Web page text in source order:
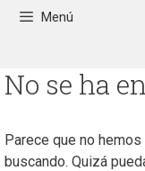
Menú
No se ha
Parece que no
buscando. Quizá